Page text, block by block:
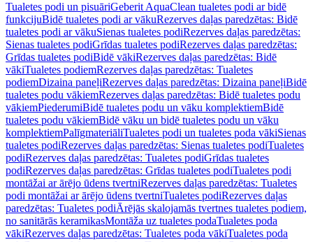
Tualetes podi un pisuāriGeberit AquaClean tualetes podi ar bidē
funkcijuBidē tualetes podi ar vākuRezerves daļas paredzētas: Bidē
tualetes podi ar vākuSienas tualetes podiRezerves daļas paredzētas:
Sienas tualetes podiGrīdas tualetes podiRezerves daļas paredzētas:
Grīdas tualetes podiBidē vākiRezerves daļas paredzētas: Bidē
vākiTualetes podiemRezerves daļas paredzētas: Tualetes
podiemDizaina paneļiRezerves daļas paredzētas: Dizaina paneļiBidē
tualetes podu vākiemRezerves daļas paredzētas: Bidē tualetes podu
vākiemPiederumiBidē tualetes podu un vāku komplektiemBidē
tualetes podu vākiemBidē vāku un bidē tualetes podu un vāku
komplektiemPalīgmateriāliTualetes podi un tualetes poda vākiSienas
tualetes podiRezerves daļas paredzētas: Sienas tualetes podiTualetes
podiRezerves daļas paredzētas: Tualetes podiGrīdas tualetes
podiRezerves daļas paredzētas: Grīdas tualetes podiTualetes podi
montāžai ar ārējo ūdens tvertniRezerves daļas paredzētas: Tualetes
podi montāžai ar ārējo ūdens tvertniTualetes podiRezerves daļas
paredzētas: Tualetes podiĀrējās skalojamās tvertnes tualetes podiem,
no sanitārās keramikasMontāža uz tualetes podaTualetes poda
vākiRezerves daļas paredzētas: Tualetes poda vākiTualetes poda